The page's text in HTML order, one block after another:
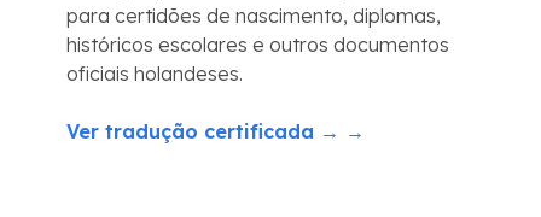
para certidões de nascimento, diplomas,
históricos escolares e outros documentos
oficiais holandeses.
Ver tradução certificada → →